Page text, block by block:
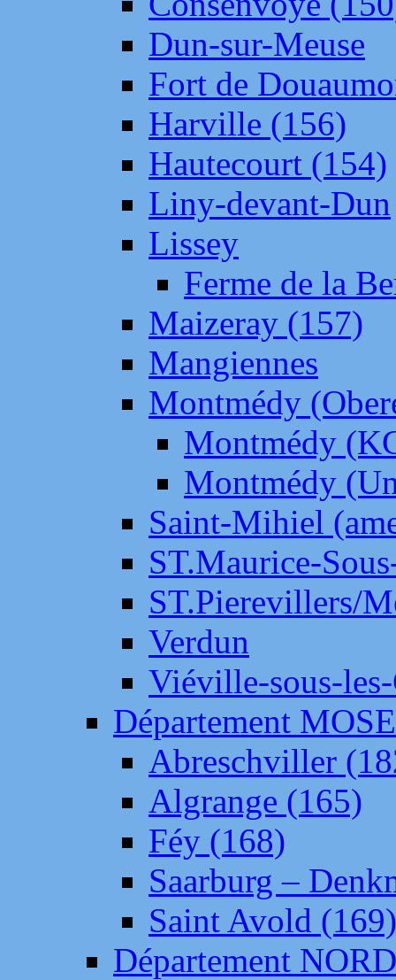
Dun-sur-Meuse
Fort de
Harville (156)
Hautecourt (154)
Liny-devant-Dun
Lissey
Ferme de la
Maizeray (157)
Mangiennes
Montmédy
Montmédy
Montmédy
Saint-Mihiel
ST.Maurice-
ST.Pierevillers/
Verdun
Viéville-sous-
Département
Abreschviller
Algrange (165)
Féy (168)
Saarburg –
Saint Avold (169)
Département NORD